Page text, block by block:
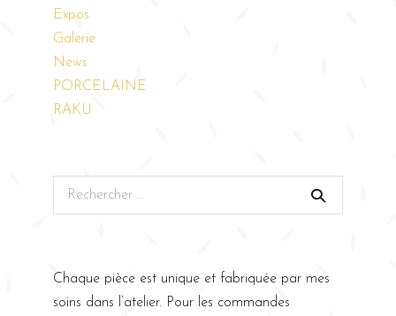
Expos
Galerie
News
PORCELAINE
RAKU
Chaque pièce est unique et fabriquée par mes
soins dans l’atelier. Pour les commandes